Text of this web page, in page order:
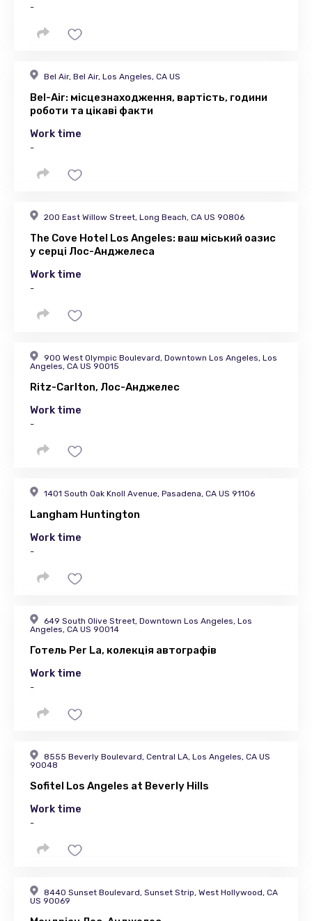
-
Bel Air, Bel Air, Los Angeles, CA US
Bel-Air: місцезнаходження, вартість, години
роботи та цікаві факти
Work time
-
200 East Willow Street, Long Beach, CA US 90806
The Cove Hotel Los Angeles: ваш міський оазис
у серці Лос-Анджелеса
Work time
-
900 West Olympic Boulevard, Downtown Los Angeles, Los
Angeles, CA US 90015
Ritz-Carlton, Лос-Анджелес
Work time
-
1401 South Oak Knoll Avenue, Pasadena, CA US 91106
Langham Huntington
Work time
-
649 South Olive Street, Downtown Los Angeles, Los
Angeles, CA US 90014
Готель Per La, колекція автографів
Work time
-
8555 Beverly Boulevard, Central LA, Los Angeles, CA US
90048
Sofitel Los Angeles at Beverly Hills
Work time
-
8440 Sunset Boulevard, Sunset Strip, West Hollywood, CA
US 90069